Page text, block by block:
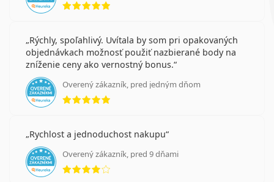
Rýchly, spoľahlivý. Uvítala by som pri opakovaných
objednávkach možnosť použiť nazbierané body na
zníženie ceny ako vernostný bonus.
Overený zákazník, pred jedným dňom
hodnotenie 5 z 5
Rychlost a jednoduchost nakupu
Overený zákazník, pred 9 dňami
hodnotenie 4 z 5